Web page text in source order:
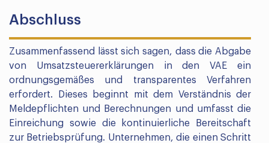
Abschluss
Zusammenfassend lässt sich sagen, dass die Abgabe
von Umsatzsteuererklärungen in den VAE ein
ordnungsgemäßes und transparentes Verfahren
erfordert. Dieses beginnt mit dem Verständnis der
Meldepflichten und Berechnungen und umfasst die
Einreichung sowie die kontinuierliche Bereitschaft
zur Betriebsprüfung. Unternehmen, die einen Schritt